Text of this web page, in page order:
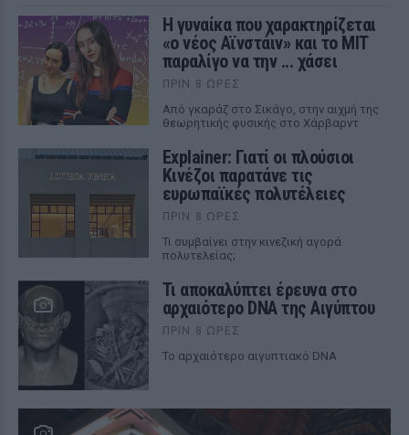
Η γυναίκα που χαρακτηρίζεται
«ο νέος Αϊνστάιν» και το MIT
παραλίγο να την ... χάσει
ΠΡΙΝ 8 ΏΡΕΣ
Από γκαράζ στο Σικάγο, στην αιχμή της
θεωρητικής φυσικής στο Χάρβαρντ
Explainer: Γιατί οι πλούσιοι
Κινέζοι παρατάνε τις
ευρωπαϊκές πολυτέλειες
ΠΡΙΝ 8 ΏΡΕΣ
Τι συμβαίνει στην κινεζική αγορά
πολυτελείας;
Τι αποκαλύπτει έρευνα στο
αρχαιότερο DNA της Αιγύπτου
ΠΡΙΝ 8 ΏΡΕΣ
Το αρχαιότερο αιγυπτιακό DNA